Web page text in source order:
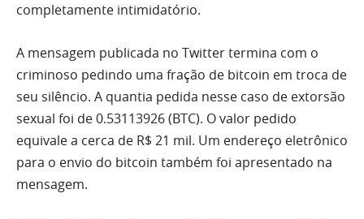
completamente intimidatório.
A mensagem publicada no Twitter termina com o
criminoso pedindo uma fração de bitcoin em troca de
seu silêncio. A quantia pedida nesse caso de extorsão
sexual foi de 0.53113926 (BTC). O valor pedido
equivale a cerca de R$ 21 mil. Um endereço eletrônico
para o envio do bitcoin também foi apresentado na
mensagem.